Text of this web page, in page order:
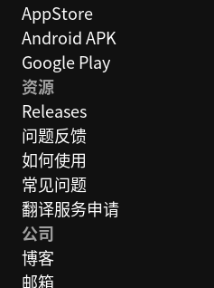
AppStore
Android APK
Google Play
资源
Releases
问题反馈
如何使用
常见问题
翻译服务申请
公司
博客
邮箱